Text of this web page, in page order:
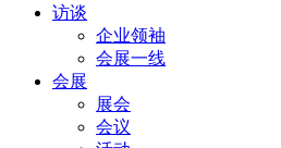
访谈
企业领袖
会展一线
会展
展会
会议